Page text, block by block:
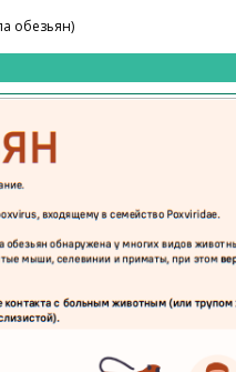
обезьян)